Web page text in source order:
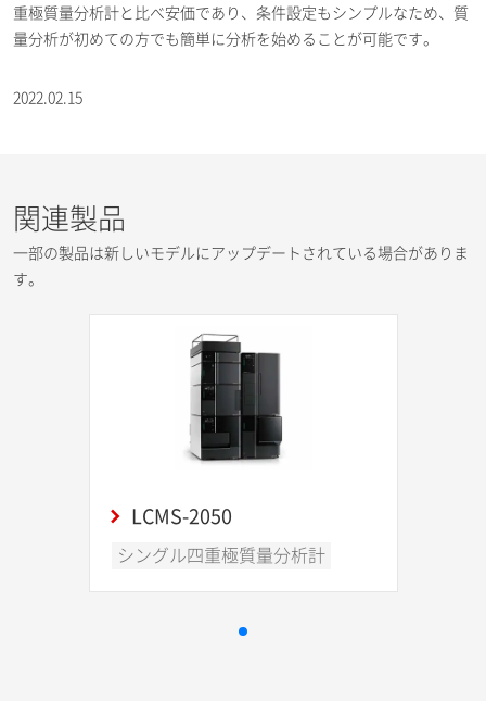
重極質量分析計と比べ安価であり、条件設定もシンプルなため、質
量分析が初めての方でも簡単に分析を始めることが可能です。
2022.02.15
関連製品
一部の製品は新しいモデルにアップデートされている場合がありま
す。
LCMS-2050
シングル四重極質量分析計